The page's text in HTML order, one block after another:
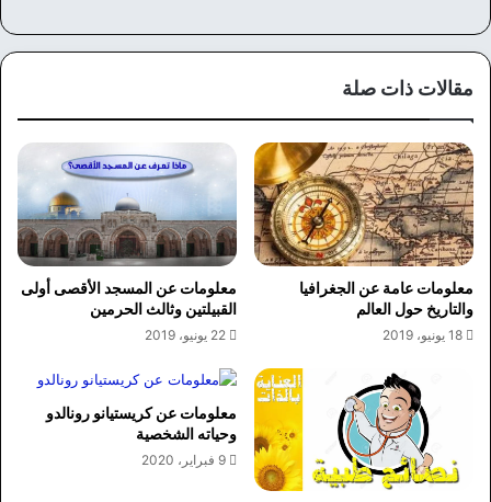
مقالات ذات صلة
معلومات عامة عن الجغرافيا
والتاريخ حول العالم
18 يونيو، 2019
معلومات عن المسجد الأقصى أولى
القبيلتين وثالث الحرمين
22 يونيو، 2019
معلومات عن كريستيانو رونالدو
وحياته الشخصية
9 فبراير، 2020